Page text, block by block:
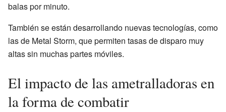
balas por minuto.
También se están desarrollando nuevas tecnologías, como
las de Metal Storm, que permiten tasas de disparo muy
altas sin muchas partes móviles.
El impacto de las ametralladoras en
la forma de combatir